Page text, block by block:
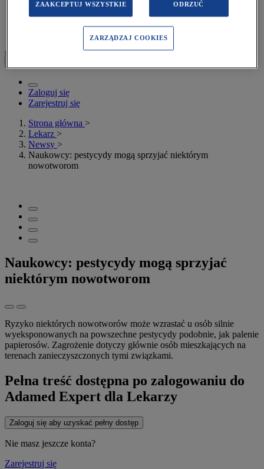
Konkursy
Webinary
Poradniki
Zaloguj się
Zarejestruj się
Strona główna >
Lekarz >
Newsy >
Naukowcy: pestycydy mogą sprzyjać niektórym
nowotworom
Naukowcy: pestycydy mogą sprzyjać
niektórym nowotworom
Ryzyko niektórych nowotworów może wzrastać u osób silnie
wyeksponowanych na powszechne pestycydy podobnie, jak palenie
papierosów. Zagrożenie dotyczy głównie osób mieszkających na
terenach zanieczyszczonych tymi związkami.
Pełna treść dostępna po zalogowaniu do
Adamed Expert dla Lekarzy
Zaloguj się aby uzyskać pełny dostęp
Nie masz jeszcze konta?
Zarejestruj się
ZAAKCEPTUJ WSZYSTKIE ODRZUĆ
ZARZĄDZAJ COOKIES